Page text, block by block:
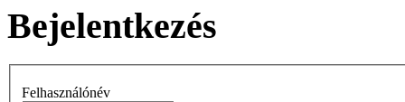
Bejelentkezés
Felhasználónév